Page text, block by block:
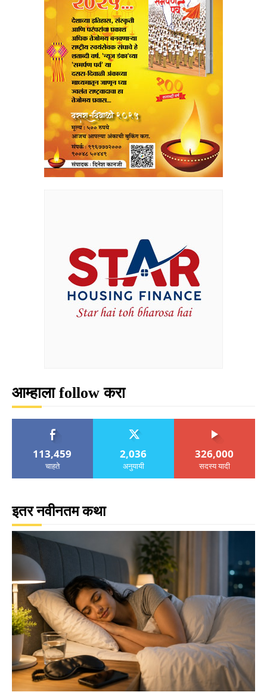
आम्हाला follow करा
113,459
चाहते
2,036
अनुयायी
326,000
सदस्य यादी
इतर नवीनतम कथा